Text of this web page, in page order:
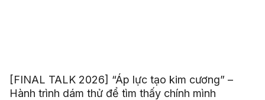
[FINAL TALK 2026] “Áp lực tạo kim cương” –
Hành trình dám thử để tìm thấy chính mình